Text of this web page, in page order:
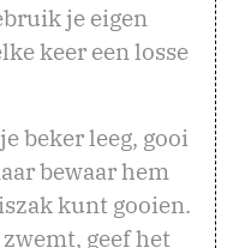
je eigen
keer een losse
beker leeg, gooi
bewaar hem
kunt gooien.
geef het